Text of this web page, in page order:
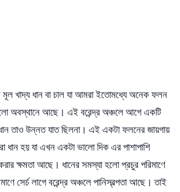
খাদ্য ধান বা চাল যা আমরা ইতোমধ্যে অনেক ফলন
অবস্থানে আছে। এই বরেন্দ্র অঞ্চলে আগে একটি
তাও উন্নত যাত ছিলনা। এই একটা ফলনের জায়গায়
ধান হয় যা এখন একটা ভালো দিক এর পাশাপাশি
ক্ষমতা আছে। ধানের সমস্যা হলো প্রচুর পরিমাণে
সের্চ লাগে বরেন্দ্র অঞ্চলে পানিস্বল্পতা আছে। তাই